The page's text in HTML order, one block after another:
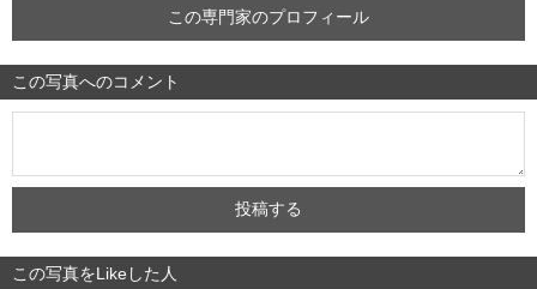
この専門家のプロフィール
この写真へのコメント
この写真をLikeした人